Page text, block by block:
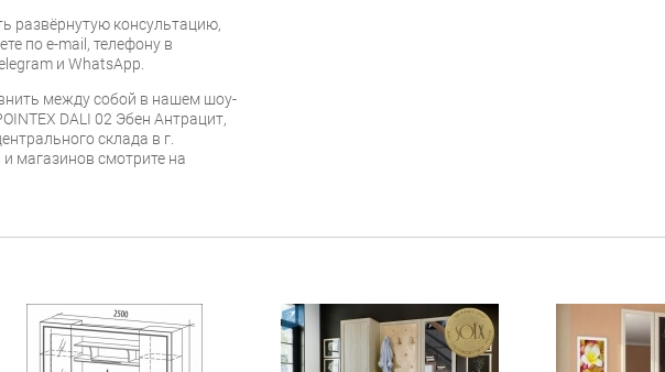
развёрнутую консультацию,
по e-mail, телефону в
и WhatsApp.
между собой в нашем шоу-
DALI 02 Эбен Антрацит,
склада в г.
магазинов смотрите на